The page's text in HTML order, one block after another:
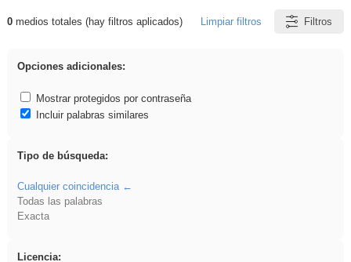
Resultados de: falsa
0medios totales (hay filtros aplicados) Limpiar filtros Filtros
Opciones adicionales:
Mostrar protegidos por contraseña
Incluir palabras similares
Tipo de búsqueda:
Cualquier coincidencia
Todas las palabras
Exacta
Licencia: